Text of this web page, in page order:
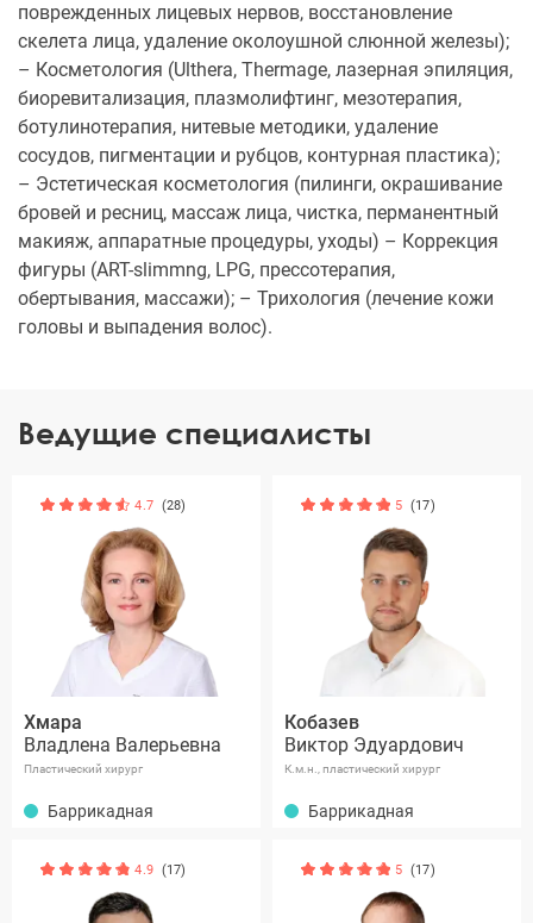
поврежденных лицевых нервов, восстановление
скелета лица, удаление околоушной слюнной железы);
– Косметология (Ulthera, Thermage, лазерная эпиляция,
биоревитализация, плазмолифтинг, мезотерапия,
ботулинотерапия, нитевые методики, удаление
сосудов, пигментации и рубцов, контурная пластика);
– Эстетическая косметология (пилинги, окрашивание
бровей и ресниц, массаж лица, чистка, перманентный
макияж, аппаратные процедуры, уходы) – Коррекция
фигуры (ART-slimmng, LPG, прессотерапия,
обертывания, массажи); – Трихология (лечение кожи
головы и выпадения волос).
Ведущие специалисты
4.7 (28)
Хмара
Владлена Валерьевна
Пластический хирург
Баррикадная
5 (17)
Кобазев
Виктор Эдуардович
К.м.н., пластический хирург
Баррикадная
4.9 (17) 5 (17)